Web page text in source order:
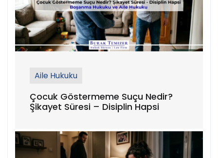
Aile Hukuku
Çocuk Göstermeme Suçu Nedir?
Şikayet Süresi – Disiplin Hapsi